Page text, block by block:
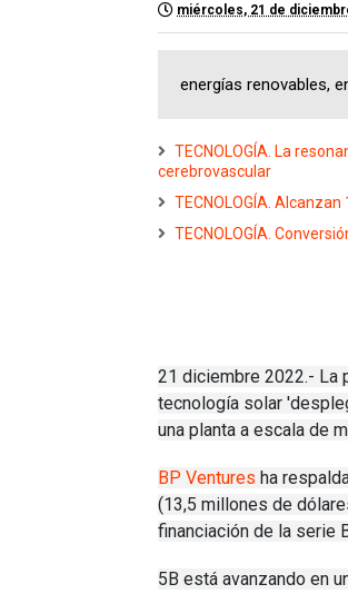
miércoles, 21 de
energías renovables,
TECNOLOGÍA. La
cerebrovascular
TECNOLOGÍA.
TECNOLOGÍA.
21 diciembre 2022.- La
tecnología solar
una planta a escala de
BP Ventures ha
(13,5 millones de
financiación de la serie
5B está avanzando en